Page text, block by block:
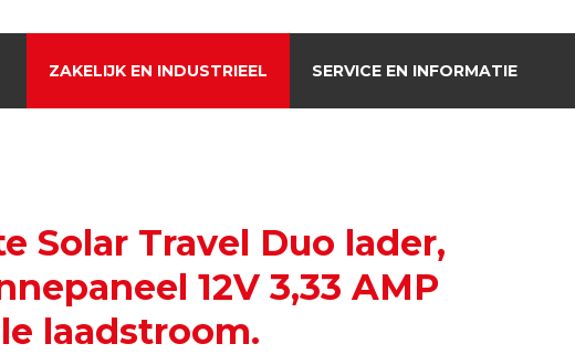
ZAKELIJK EN INDUSTRIEEL SERVICE EN INFORMATIE
Solar Travel Duo lader,
12V 3,33 AMP
laadstroom.